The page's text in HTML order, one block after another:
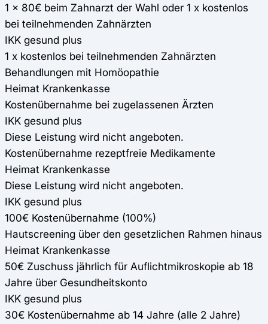
1 x 80€ beim Zahnarzt der Wahl oder 1 x kostenlos
bei teilnehmenden Zahnärzten
IKK gesund plus
1 x kostenlos bei teilnehmenden Zahnärzten
Behandlungen mit Homöopathie
Heimat Krankenkasse
Kostenübernahme bei zugelassenen Ärzten
IKK gesund plus
Diese Leistung wird nicht angeboten.
Kostenübernahme rezeptfreie Medikamente
Heimat Krankenkasse
Diese Leistung wird nicht angeboten.
IKK gesund plus
100€ Kostenübernahme (100%)
Hautscreening über den gesetzlichen Rahmen hinaus
Heimat Krankenkasse
50€ Zuschuss jährlich für Auflichtmikroskopie ab 18
Jahre über Gesundheitskonto
IKK gesund plus
30€ Kostenübernahme ab 14 Jahre (alle 2 Jahre)